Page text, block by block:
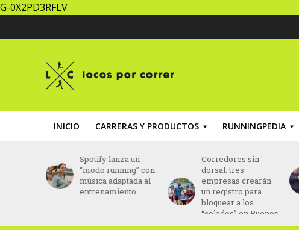
G-0X2PD3RFLV
INICIO CARRERAS Y PRODUCTOS RUNNINGPEDIA
Spotify lanza un
“modo running” con
música adaptada al
entrenamiento
Corredores sin
dorsal: tres
empresas crearán
un registro para
bloquear a los
“colados” en Buenos
Aires